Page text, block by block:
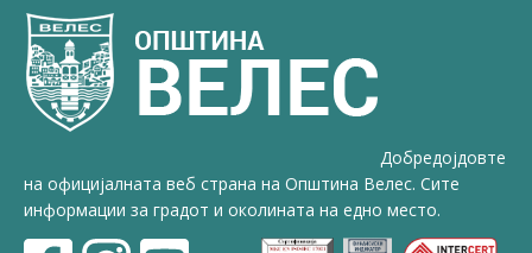
Добредојдовте
на официјалната веб страна на Општина Велес. Сите
информации за градот и околината на едно место.